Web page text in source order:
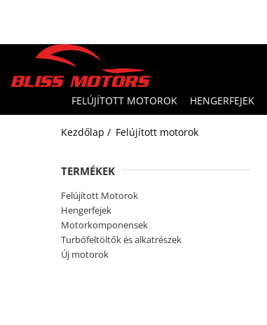
FELÚJÍTOTT MOTOROK HENGERFEJEK
Kezdőlap / Felújított motorok
TERMÉKEK
Felújított Motorok
Hengerfejek
Motorkomponensek
Turbófeltöltők és alkatrészek
Új motorok